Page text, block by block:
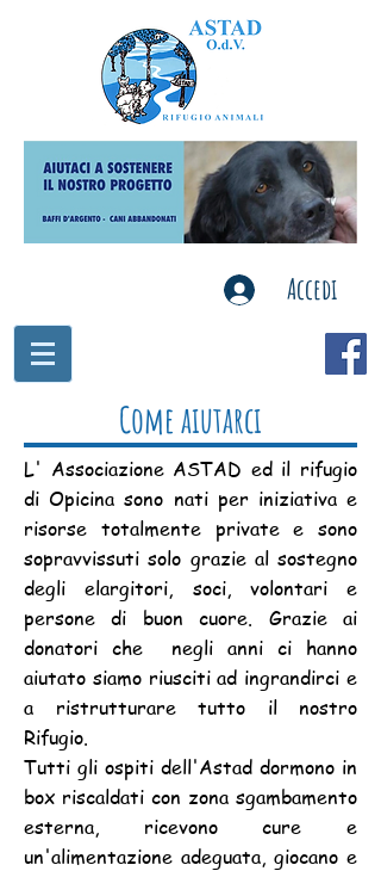
Accedi
Come aiutarci
L' Associazione ASTAD ed il rifugio
di Opicina sono nati per iniziativa e
risorse totalmente private e sono
sopravvissuti solo grazie al sostegno
degli elargitori, soci, volontari e
persone di buon cuore. Grazie ai
donatori che negli anni ci hanno
aiutato siamo riusciti ad ingrandirci e
a ristrutturare tutto il nostro
Rifugio.
Tutti gli ospiti dell'Astad dormono in
box riscaldati con zona sgambamento
esterna, ricevono cure e
un'alimentazione adeguata, giocano e